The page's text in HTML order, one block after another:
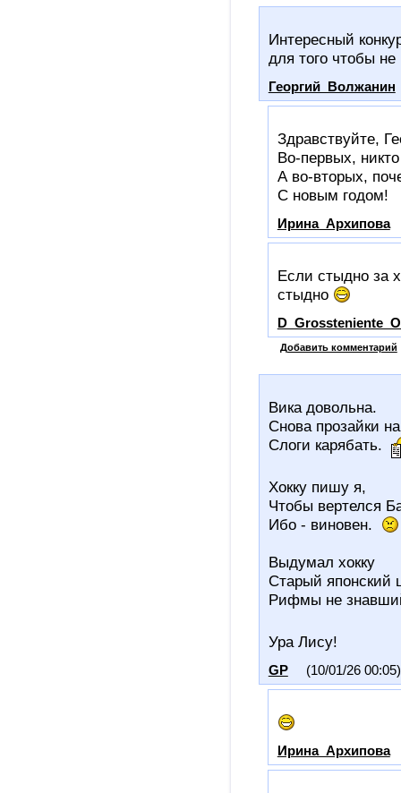
Интересный
для того чтобы
Георгий_Волжанин
Здравствуйте,
Во-первых,
А во-вторых,
С новым годом!
Ирина_Архипова
Если стыдно за
стыдно
Добавить комментарий
Вика довольна.
Снова прозайки
Слоги карябать.
Хокку пишу я,
Чтобы вертелся
Ибо - виновен.
Выдумал хокку
Старый японский
Рифмы не
Ура Лису!
GP (10/01/26 00:05)
Ирина_Архипова